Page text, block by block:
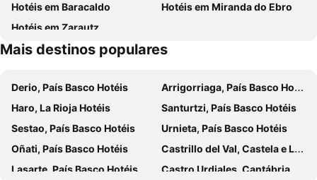
Bodegas Muga
La Batalla del Vino
Herradura
Bodegas Ramón Bilbao
Bodega Valenciso
Feria del Ángel
Conjunto Histórico Artístico
Palacio de Congresos Europa
Briviesca
Catedral de Santa María
Hotéis em Baracaldo
Hotéis em Miranda do Ebro
Hotéis em Zarautz
Mais destinos populares
Derio, País Basco Hotéis
Arrigorriaga, País Basco Hotéis
Haro, La Rioja Hotéis
Santurtzi, País Basco Hotéis
Sestao, País Basco Hotéis
Urnieta, País Basco Hotéis
Oñati, País Basco Hotéis
Castrillo del Val, Castela e Leão Hotéis
Lasarte, País Basco Hotéis
Castro Urdiales, Cantábria Hotéis